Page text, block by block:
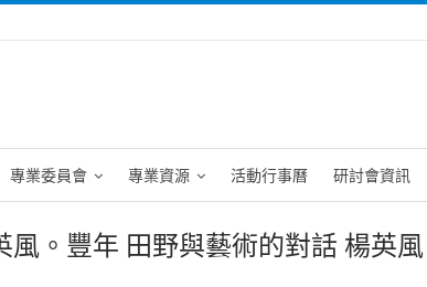
專業委員會 專業資源 活動行事曆 研討會資訊
。豐年 田野與藝術的對話 楊英